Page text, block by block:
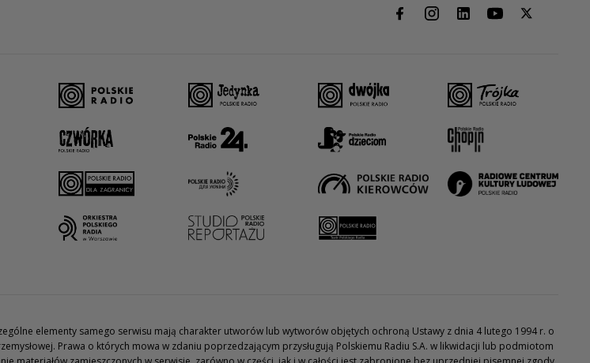
elementy samego serwisu mają charakter utworów lub wytworów objętych ochroną Ustawy z dnia 4 lutego 1994 r. o
Prawa o których mowa w zdaniu poprzedzającym przysługują Polskiemu Radiu S.A. w likwidacji lub podmiotom